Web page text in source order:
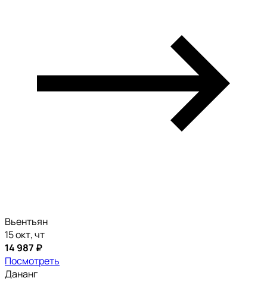
Вьентьян
15 окт, чт
14 987 ₽
Посмотреть
Дананг